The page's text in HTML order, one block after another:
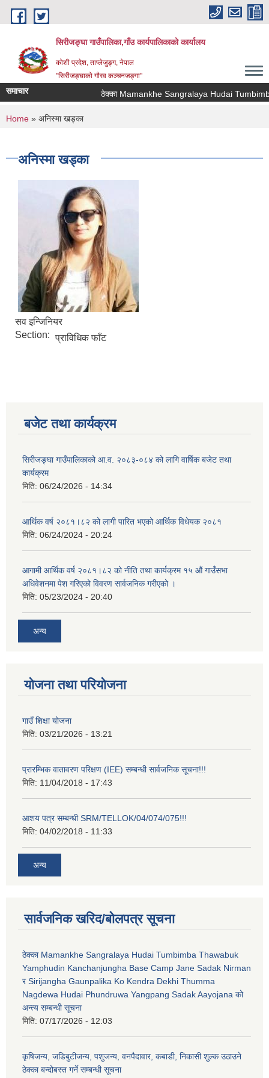
Skip to main content
सिरीजङ्घा गाउँपालिका,गाँउ कार्यपालिकाको कार्यालय
कोशी प्रदेश, ताप्लेजुङ्ग, नेपाल
"सिरीजङ्घाको गौरव कञ्चनजङ्गा"
समाचार ठेक्का Mamankhe Sangralaya Hudai
You are here
Home » अनिस्मा खड्का
अनिस्मा खड्का
सव इन्जिनियर
Section: प्राविधिक फाँट
बजेट तथा कार्यक्रम
सिरीजङ्घा गाउँपालिकाको आ.व. २०८३-०८४ को लागि वार्षिक बजेट तथा
कार्यक्रम
मिति: 06/24/2026 - 14:34
आर्थिक वर्ष २०८१।८२ को लागी पारित भएको आर्थिक विधेयक २०८१
मिति: 06/24/2024 - 20:24
आगामी आर्थिक वर्ष २०८१।८२ को नीति तथा कार्यक्रम १५ औं गाउँसभा
अधिवेशनमा पेश गरिएको विवरण सार्वजनिक गरीएको ।
मिति: 05/23/2024 - 20:40
अन्य
योजना तथा परियोजना
गाउँ शिक्षा योजना
मिति: 03/21/2026 - 13:21
प्रारम्भिक वातावरण परिक्षण (IEE) सम्बन्धी सार्वजनिक सूचना!!!
मिति: 11/04/2018 - 17:43
आशय पत्र सम्बन्धी SRM/TELLOK/04/074/075!!!
मिति: 04/02/2018 - 11:33
अन्य
सार्वजनिक खरिद/बोलपत्र सूचना
ठेक्का Mamankhe Sangralaya Hudai Tumbimba Thawabuk
Yamphudin Kanchanjungha Base Camp Jane Sadak Nirman
र Sirijangha Gaunpalika Ko Kendra Dekhi Thumma
Nagdewa Hudai Phundruwa Yangpang Sadak Aayojana को
अन्त्य सम्बन्धी सूचना
मिति: 07/17/2026 - 12:03
कृषिजन्य, जडिबुटीजन्य, पशुजन्य, वनपैदावार, कबाडी, निकासी शुल्क उठाउने
ठेक्का बन्दोबस्त गर्ने सम्बन्धी सूचना